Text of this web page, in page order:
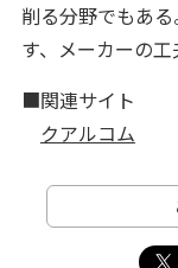
削る分野でもあ
す、メーカーの工
■関連サイト
クアルコム